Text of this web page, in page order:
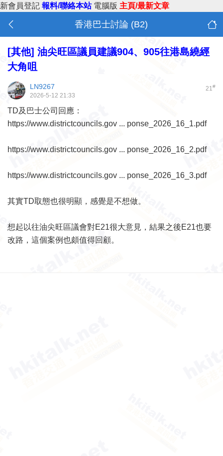
新會員登記 報料/聯絡本站 電腦版 主頁/最新文章
香港巴士討論 (B2)
[其他] 油尖旺區議員建議904、905往港島繞經
大角咀
21#
LN9267
2026-5-12 21:33
TD及巴士公司回應：
https://www.districtcouncils.gov ... ponse_2026_16_1.pdf
https://www.districtcouncils.gov ... ponse_2026_16_2.pdf
https://www.districtcouncils.gov ... ponse_2026_16_3.pdf
其實TD取態也很明顯，感覺是不想做。
想起以往油尖旺區議會對E21很大意見，結果之後E21也要
改路，這個案例也頗值得回顧。